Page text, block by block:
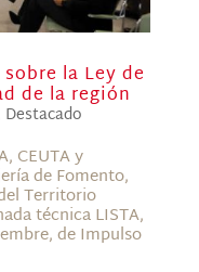
la Ley de
de la región
Destacado
CEUTA y
de Fomento,
Territorio
técnica LISTA,
de Impulso